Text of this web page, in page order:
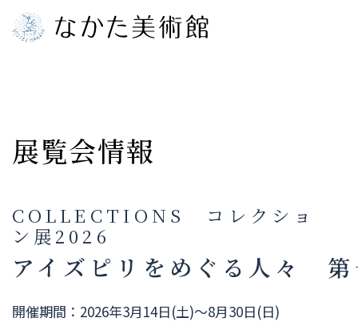
Mon
展覧会情報
COLLECTIONS コレクショ
ン展2026
アイズピリをめぐる人々
開催期間：2026年3月14日(土)～8月30日(日)